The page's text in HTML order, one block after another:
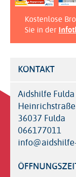
Kostenlose
Sie in der
KONTAKT
Aidshilfe Fulda
36037 Fulda
066177011